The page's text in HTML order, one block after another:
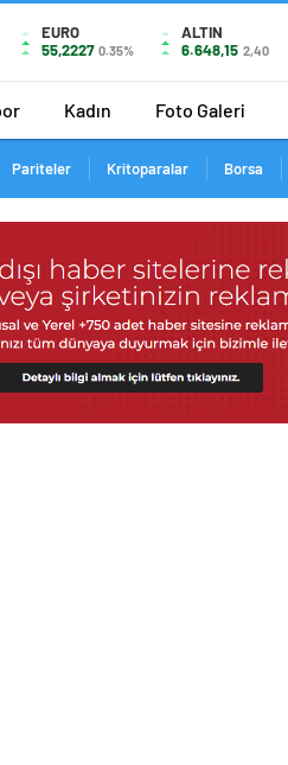
EURO
55,2227 0.35%
ALTIN
6.648,15 2,40
Kadın Foto Galeri
Pariteler Kritoparalar Borsa